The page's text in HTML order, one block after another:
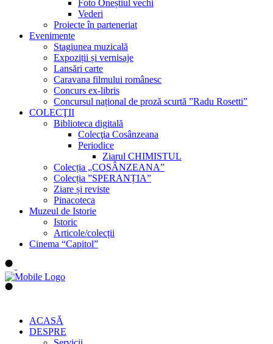
Foto Oneștiul vechi
Vederi
Proiecte în parteneriat
Evenimente
Stagiunea muzicală
Expoziții și vernisaje
Lansări carte
Caravana filmului românesc
Concurs ex-libris
Concursul național de proză scurtă ”Radu Rosetti”
COLECŢII
Biblioteca digitală
Colecţia Cosânzeana
Periodice
Ziarul CHIMISTUL
Colecția „COSÂNZEANA”
Colecția ”SPERANȚIA”
Ziare și reviste
Pinacoteca
Muzeul de Istorie
Istoric
Articole/colecții
Cinema “Capitol”
ACASĂ
DESPRE